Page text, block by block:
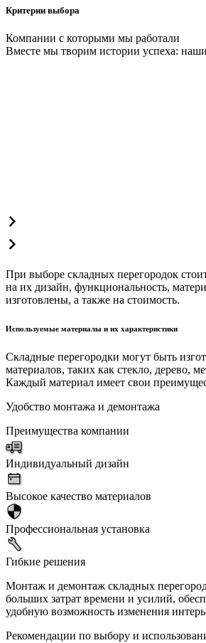
Критерии выбора
Компании с которыми мы работали
Вместе мы творим истории успеха:
При выборе складных перегородок
на их дизайн, функциональность,
изготовлены, а также на стоимость.
Используемые материалы и их характеристики
Складные перегородки могут быть
материалов, таких как стекло, дерево,
Каждый материал имеет свои
Удобство монтажа и демонтажа
Преимущества компании
Индивидуальный дизайн
Высокое качество материалов
Профессиональная установка
Гибкие решения
Монтаж и демонтаж складных
больших затрат времени и усилий,
удобную возможность изменения
Рекомендации по выбору и